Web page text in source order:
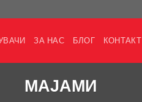
ЗА НАС БЛОГ КОНТАКТ
МАЈАМИ